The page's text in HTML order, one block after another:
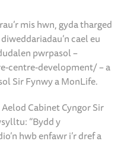
Cymru, sy’n helpu i
modern a
mis hwn, gyda tharged
cael eu
pwrpasol –
development/ – a